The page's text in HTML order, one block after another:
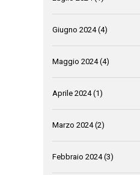
Giugno 2024(4)
Maggio 2024(4)
Aprile 2024(1)
Marzo 2024(2)
Febbraio 2024(3)